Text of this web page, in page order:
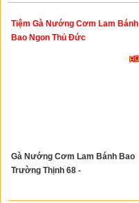
Tiệm Gà Nướng Cơm Lam Bánh
Bao Ngon Thủ Đức
Gà Nướng Cơm Lam Bánh Bao
Trường Thịnh 68 -